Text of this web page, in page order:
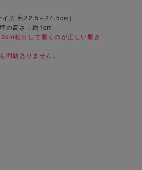
イズ 約22.5～24.5cm)
の高さ：約1cm
程出して履くのが正しい履き
問題ありません。